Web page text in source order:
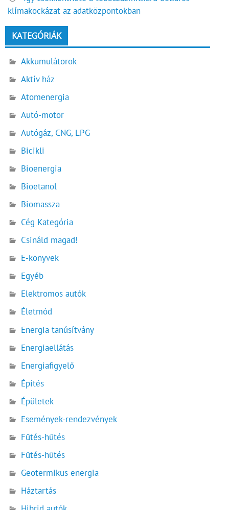
klímakockázat az adatközpontokban
KATEGÓRIÁK
Akkumulátorok
Aktív ház
Atomenergia
Autó-motor
Autógáz, CNG, LPG
Bicikli
Bioenergia
Bioetanol
Biomassza
Cég Kategória
Csináld magad!
E-könyvek
Egyéb
Elektromos autók
Életmód
Energia tanúsítvány
Energiaellátás
Energiafigyelő
Építés
Épületek
Események-rendezvények
Fűtés-hűtés
Fűtés-hűtés
Geotermikus energia
Háztartás